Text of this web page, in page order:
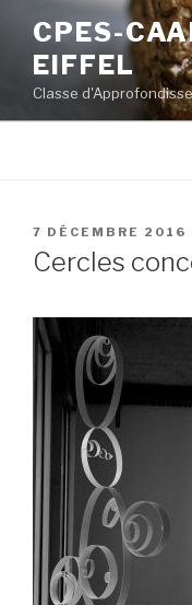
contenu
principal
CPES-
EIFFEL
Classe
PUBLIÉ
LE
7 DÉCEMBRE 2016
Cercles